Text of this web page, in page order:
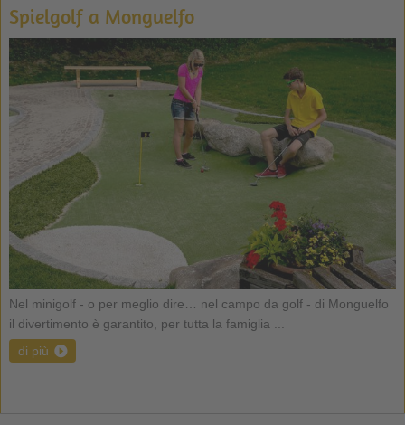
Spielgolf a Monguelfo
Nel minigolf - o per meglio dire… nel campo da golf - di Monguelfo
il divertimento è garantito, per tutta la famiglia ...
di più